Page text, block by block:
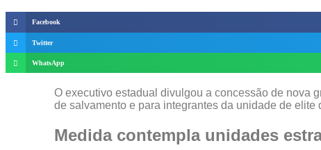
Facebook
Twitter
WhatsApp
O executivo estadual divulgou a concessão de nova
de salvamento e para integrantes da unidade de elite
Medida contempla unidades